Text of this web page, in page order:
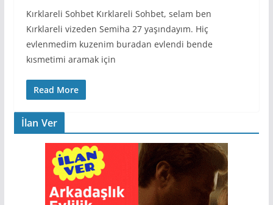
Kırklareli Sohbet Kırklareli Sohbet, selam ben
Kırklareli vizeden Semiha 27 yaşındayım. Hiç
evlenmedim kuzenim buradan evlendi bende
kısmetimi aramak için
Read More
İlan Ver